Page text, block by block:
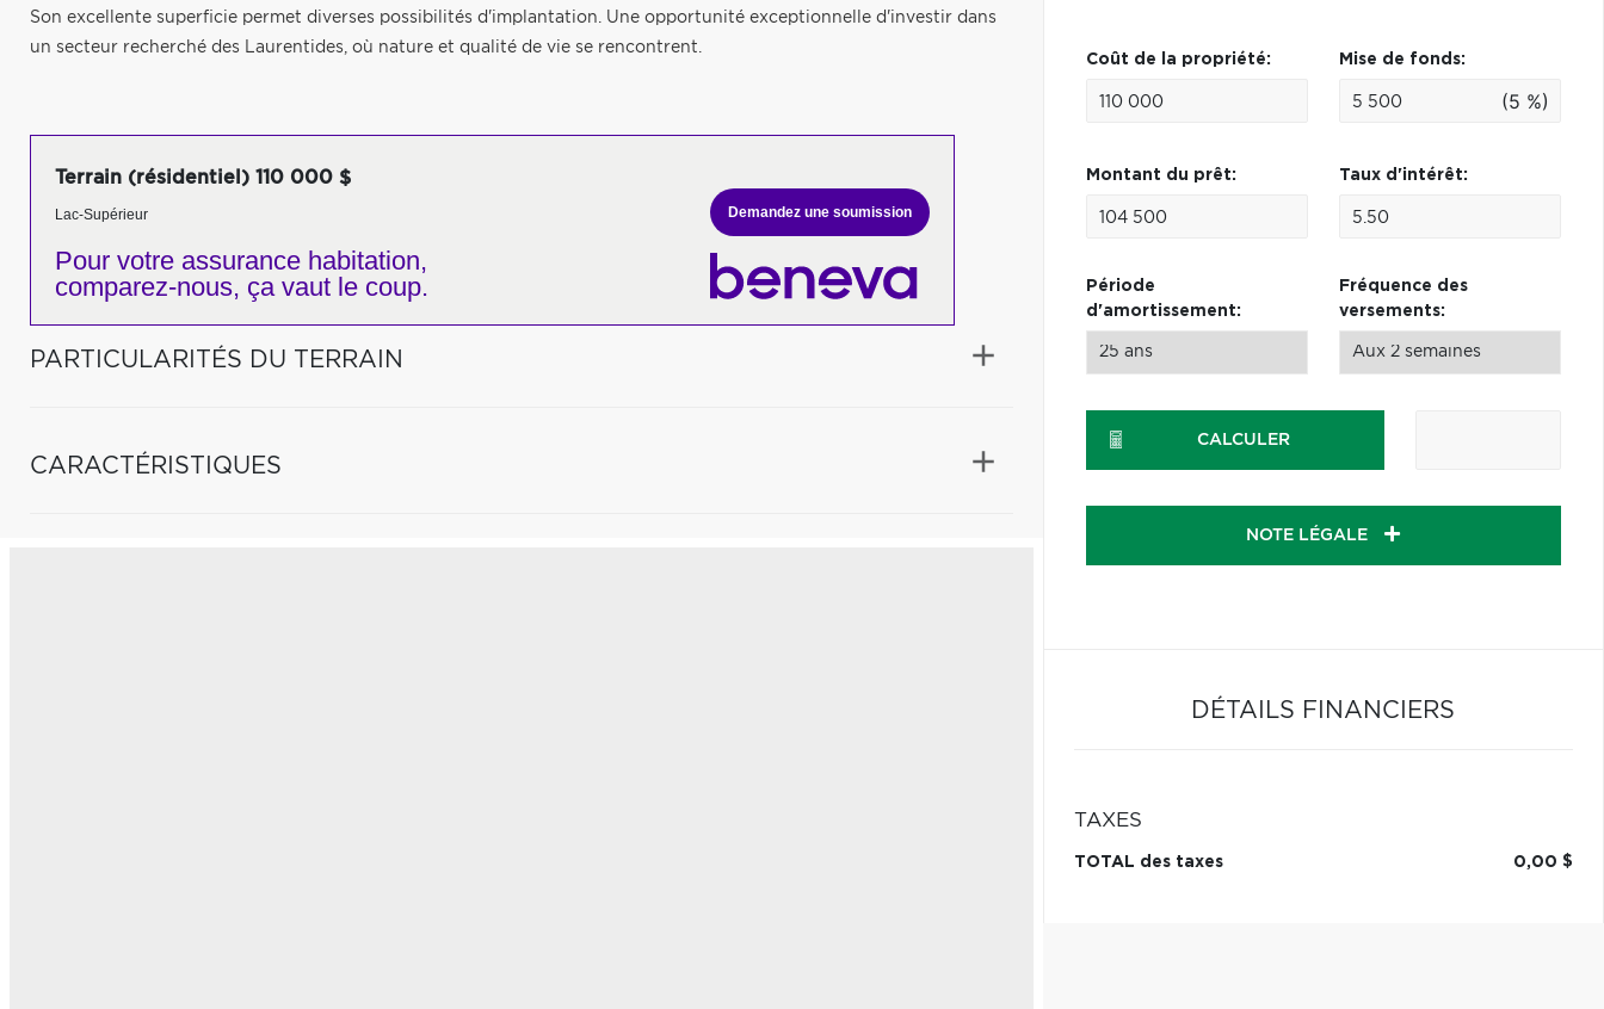
Son excellente superficie permet diverses possibilités d'implantation. Une opportunité exceptionnelle d'investir dans
un secteur recherché des Laurentides, où nature et qualité de vie se rencontrent.
Terrain (résidentiel) 110 000 $
Lac-Supérieur
Pour votre assurance habitation,
comparez-nous, ça vaut le coup.
Demandez une soumission
PARTICULARITÉS DU TERRAIN
CARACTÉRISTIQUES
Coût de la propriété: Mise de fonds:
(5 %)
Montant du prêt: Taux d'intérêt:
Période
d'amortissement:
Fréquence des
versements:
CALCULER
NOTE LÉGALE
DÉTAILS FINANCIERS
TAXES
TOTAL des taxes 0,00 $